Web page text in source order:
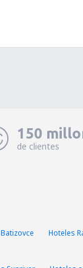
150
de clientes
Hoteles